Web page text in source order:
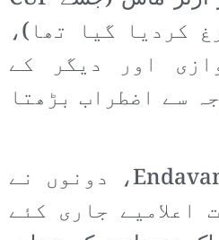
کردیا گیا تھا)،
اور دیگر کے
سے اضطراب بڑھتا
CUP اور Endavant-OSAN، دونوں نے
اعلامیے جاری کئے